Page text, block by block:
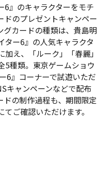
6』のキャラクターをモチ
ドのプレゼントキャンペー
グカードの種類は、貴島明
ター6』の人気キャラクタ
え、「ルーク」「春麗」
5種類。東京ゲームショウ
6』コーナーで試遊いただ
キャンペーンなどで配布
ドの制作過程も、期間限定
ご確認いただけます。